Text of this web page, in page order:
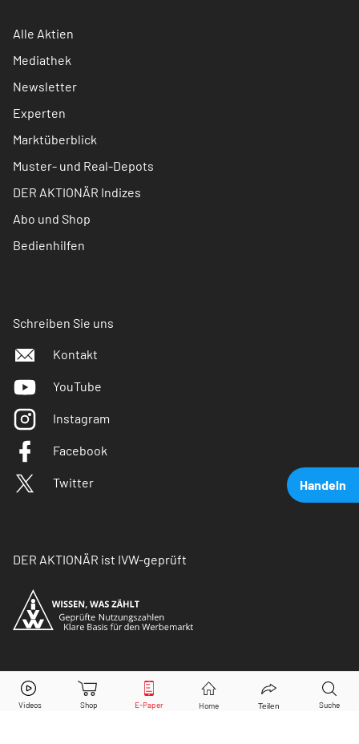
Handeln
Vonovia Aktie jetzt handeln?
Alle Aktien
Mediathek
Newsletter
Experten
Marktüberblick
Muster- und Real-Depots
DER AKTIONÄR Indizes
Abo und Shop
Bedienhilfen
Schreiben Sie uns
Kontakt
YouTube
Instagram
Facebook
Twitter
DER AKTIONÄR ist IVW-geprüft
© Copyright 2026 Börsenmedien AG. Alle Rechte